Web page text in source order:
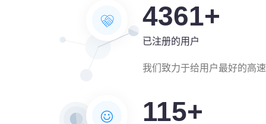
4361+
已注册的用户
我们致力于给用户最好的高
115+